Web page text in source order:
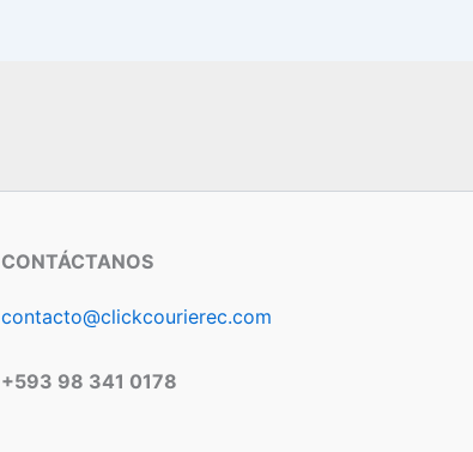
CONTÁCTANOS
contacto@clickcourierec.com
+593 98 341 0178